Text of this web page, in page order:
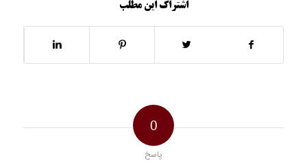
اشتراک این مطلب
0
پاسخ